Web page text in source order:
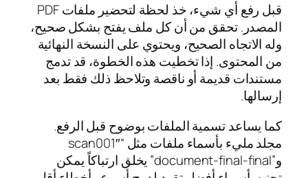
قبل رفع أي شيء، خذ لحظة لتحضير ملفات PDF
المصدر. تحقق من أن كل ملف يفتح بشكل صحيح،
وله الاتجاه الصحيح، ويحتوي على النسخة النهائية
من المحتوى. إذا تخطيت هذه الخطوة، قد تدمج
مستندات قديمة أو ناقصة وتلاحظ ذلك فقط بعد
إرسالها.
كما يساعد تسمية الملفات بوضوح قبل الرفع.
مجلد مليء بأسماء ملفات مثل “scan001″
و”document-final-final” يخلق ارتباكاً يمكن